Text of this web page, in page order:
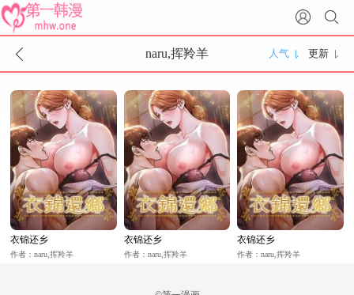
naru,挥羚羊 人气 更新
衣锦还乡
作者：naru,挥羚羊
衣锦还乡
作者：naru,挥羚羊
衣锦还乡
作者：naru,挥羚羊